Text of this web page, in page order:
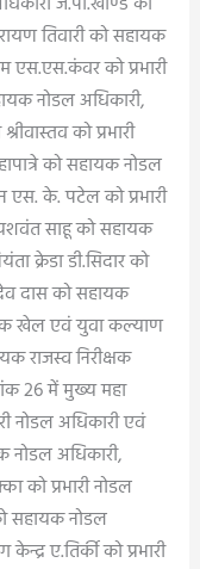
तिवारी को सहायक
को प्रभारी
नोडल अधिकारी,
को प्रभारी
को सहायक नोडल
एस. के. पटेल को प्रभारी
साहू को सहायक
क्रेडा डी.सिदार को
दास को सहायक
खेल एवं युवा कल्याण
राजस्व निरीक्षक
26 में मुख्य महा
नोडल अधिकारी एवं
नोडल अधिकारी,
को प्रभारी नोडल
सहायक नोडल
ए.तिर्की को प्रभारी